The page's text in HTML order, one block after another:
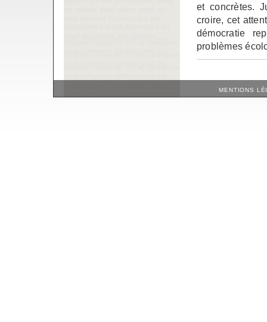
et concrètes.
croire, cet
démocratie
problèmes
MENTIONS